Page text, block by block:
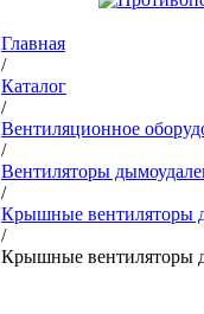
Главная
/
Каталог
/
Вентиляционное
/
Вентиляторы
/
Крышные вентиляторы
/
Крышные вентиляторы